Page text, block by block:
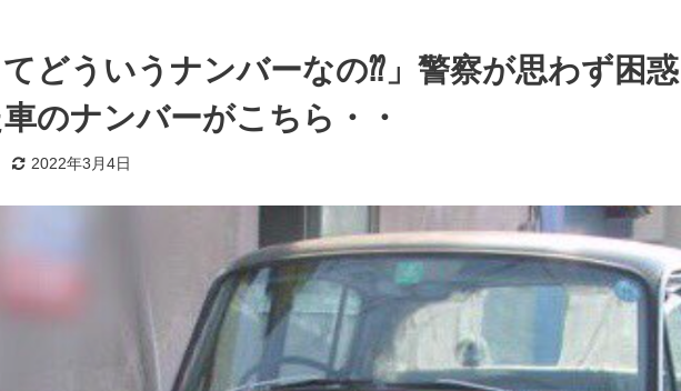
てどういうナンバーなの⁇」警察が思わず困
のナンバーがこちら・・
2022年3月4日